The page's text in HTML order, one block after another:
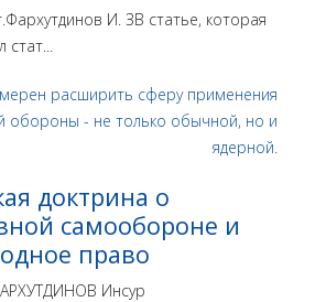
И. ЗВ статье, которая
стат...
доктрина o
самообороне и
право
Инсур